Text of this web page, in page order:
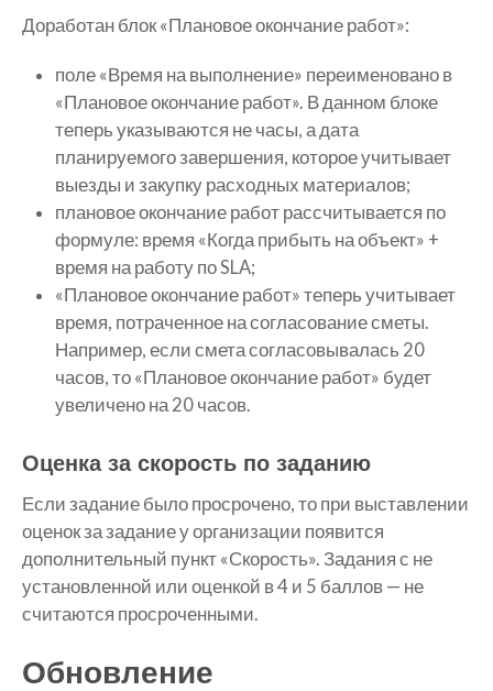
Доработан блок «Плановое окончание работ»:
поле «Время на выполнение» переименовано в
«Плановое окончание работ». В данном блоке
теперь указываются не часы, а дата
планируемого завершения, которое учитывает
выезды и закупку расходных материалов;
плановое окончание работ рассчитывается по
формуле: время «Когда прибыть на объект» +
время на работу по SLA;
«Плановое окончание работ» теперь учитывает
время, потраченное на согласование сметы.
Например, если смета согласовывалась 20
часов, то «Плановое окончание работ» будет
увеличено на 20 часов.
Оценка за скорость по заданию
Если задание было просрочено, то при выставлении
оценок за задание у организации появится
дополнительный пункт «Скорость». Задания с не
установленной или оценкой в 4 и 5 баллов — не
считаются просроченными.
Обновление